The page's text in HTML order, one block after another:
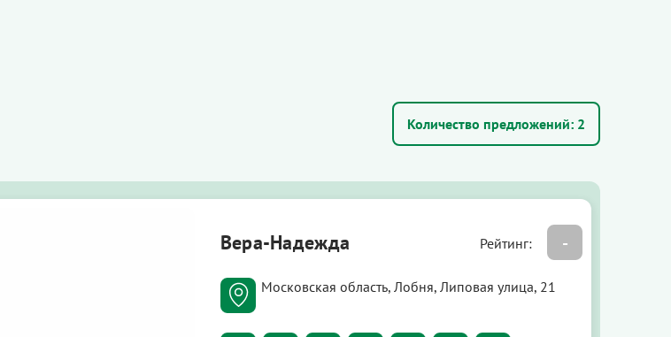
Количество предложений: 2
Вера-Надежда Рейтинг: -
Московская область, Лобня, Липовая улица, 21